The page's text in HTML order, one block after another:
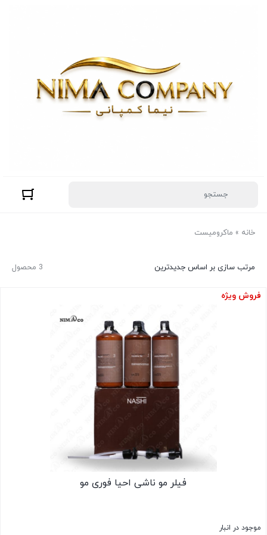
خانه » ماکرومیست
3 محصول مرتب سازی بر اساس جدیدترین
فروش ویژه
فیلر مو ناشی احیا فوری مو
موجود در انبار